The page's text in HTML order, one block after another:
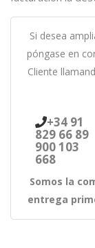
Si desea
póngase en
Cliente
+34 91
829 66 89
900 103
668
Somos la
entrega